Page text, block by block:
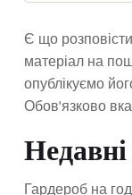
Є що
матеріал на
опублікуємо
Обов'язково